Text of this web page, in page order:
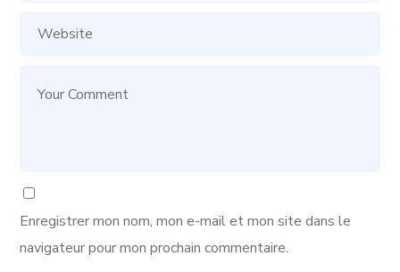
Enregistrer mon nom, mon e-mail et mon site dans le
navigateur pour mon prochain commentaire.